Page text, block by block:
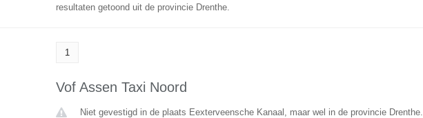
resultaten getoond uit de provincie Drenthe.
1
Vof Assen Taxi Noord
Niet gevestigd in de plaats Eexterveensche Kanaal, maar wel in de provincie Drenthe.